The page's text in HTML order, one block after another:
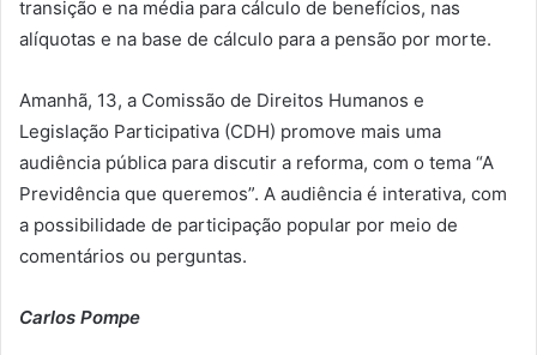
transição e na média para cálculo de benefícios, nas
alíquotas e na base de cálculo para a pensão por morte.
Amanhã, 13, a Comissão de Direitos Humanos e
Legislação Participativa (CDH) promove mais uma
audiência pública para discutir a reforma, com o tema “A
Previdência que queremos”. A audiência é interativa, com
a possibilidade de participação popular por meio de
comentários ou perguntas.
Carlos Pompe